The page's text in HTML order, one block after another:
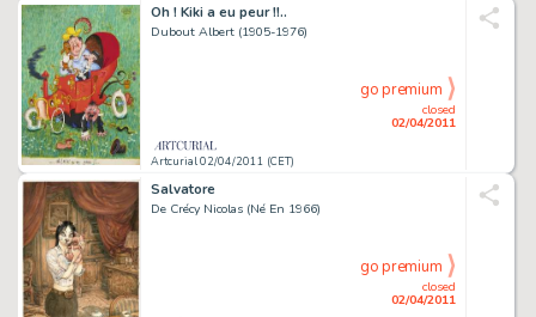
Oh ! Kiki a eu peur !!..
Dubout Albert (1905-1976)
Artcurial 02/04/2011 (CET)
closed
02/04/2011
go premium
Salvatore
De Crécy Nicolas (Né En 1966)
closed
02/04/2011
go premium